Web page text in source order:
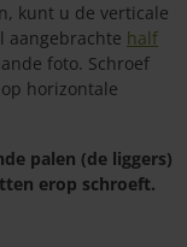
kunt u de verticale
aangebrachte half
foto. Schroef
horizontale
palen (de liggers)
erop schroeft.